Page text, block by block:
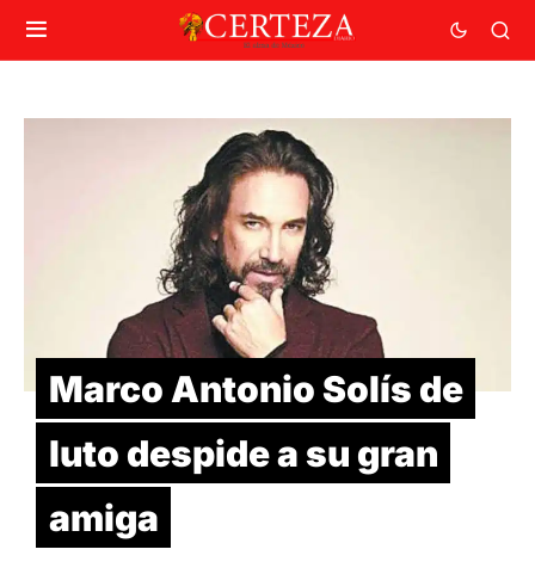
Marco Antonio Solís de
luto despide a su gran
amiga